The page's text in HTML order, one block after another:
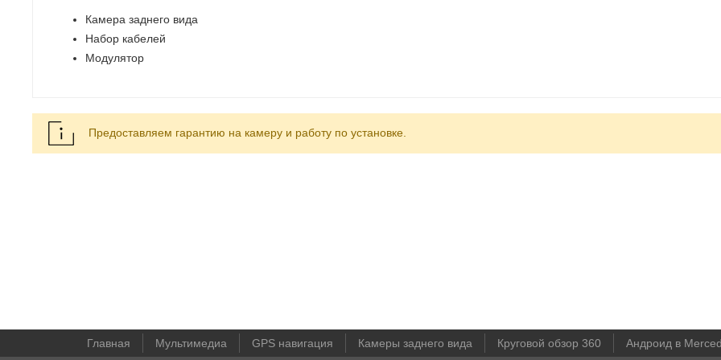
Камера заднего вида
Набор кабелей
Модулятор
Предоставляем гарантию на камеру и работу по установке
Главная Мультимедиа GPS навигация Камеры заднего вида Круговой обзор 360 Андроид в